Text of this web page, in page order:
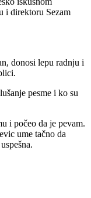
i direktoru Sezam
donosi lepu radnju i
pesme i ko su
i počeo da je pevam.
ume tačno da